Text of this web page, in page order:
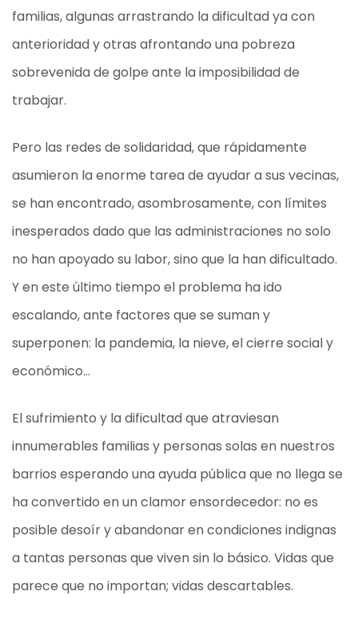
familias, algunas arrastrando la dificultad ya con
anterioridad y otras afrontando una pobreza
sobrevenida de golpe ante la imposibilidad de
trabajar.
Pero las redes de solidaridad, que rápidamente
asumieron la enorme tarea de ayudar a sus vecinas,
se han encontrado, asombrosamente, con límites
inesperados dado que las administraciones no solo
no han apoyado su labor, sino que la han dificultado.
Y en este último tiempo el problema ha ido
escalando, ante factores que se suman y
superponen: la pandemia, la nieve, el cierre social y
económico…
El sufrimiento y la dificultad que atraviesan
innumerables familias y personas solas en nuestros
barrios esperando una ayuda pública que no llega se
ha convertido en un clamor ensordecedor: no es
posible desoír y abandonar en condiciones indignas
a tantas personas que viven sin lo básico. Vidas que
parece que no importan; vidas descartables.